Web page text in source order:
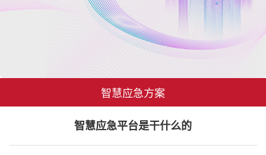
智慧应急方案
智慧应急平台是干什么的